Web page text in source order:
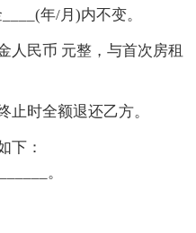
年/月)内不变。
人民币 元整，与首次房租
止时全额退还乙方。
下：
。